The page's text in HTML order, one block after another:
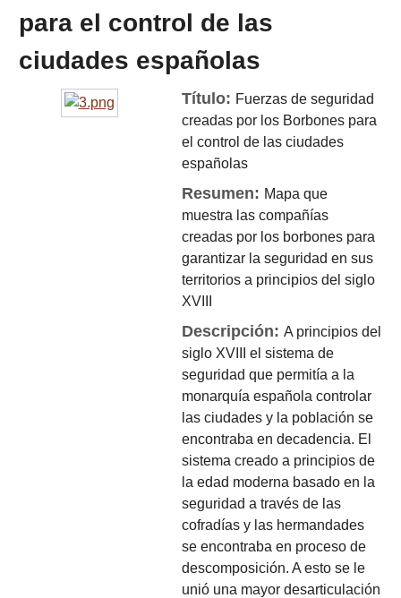
para el control de las
ciudades españolas
Título: Fuerzas de seguridad
creadas por los Borbones para
el control de las ciudades
españolas
Resumen: Mapa que
muestra las compañías
creadas por los borbones para
garantizar la seguridad en sus
territorios a principios del siglo
XVIII
Descripción:A principios del
siglo XVIII el sistema de
seguridad que permitía a la
monarquía española controlar
las ciudades y la población se
encontraba en decadencia. El
sistema creado a principios de
la edad moderna basado en la
seguridad a través de las
cofradías y las hermandades
se encontraba en proceso de
descomposición. A esto se le
unió una mayor desarticulación